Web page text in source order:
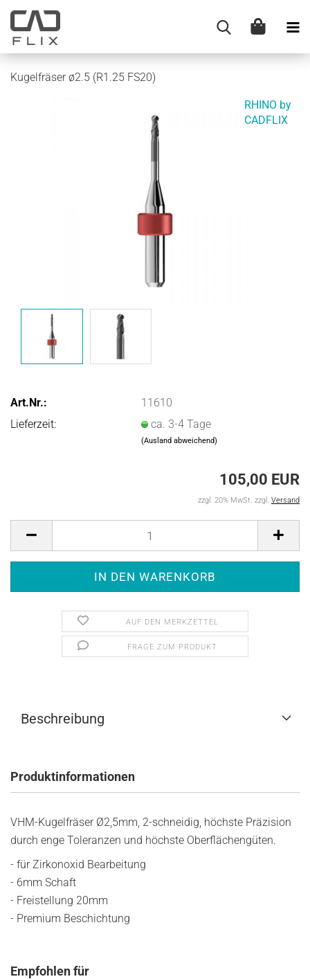
Kugelfräser ø2.5 (R1.25 FS20)
RHINO by
CADFLIX
Art.Nr.:
11610
Lieferzeit:
ca. 3-4 Tage
(Ausland abweichend)
105,00 EUR
zzgl. 20% MwSt. zzgl. Versand
AUF DEN MERKZETTEL
FRAGE ZUM PRODUKT
Beschreibung
Produktinformationen
VHM-Kugelfräser Ø2,5mm, 2-schneidig, höchste Präzision
durch enge Toleranzen und höchste Oberflächengüten.
- für Zirkonoxid Bearbeitung
- 6mm Schaft
- Freistellung 20mm
- Premium Beschichtung
Empfohlen für